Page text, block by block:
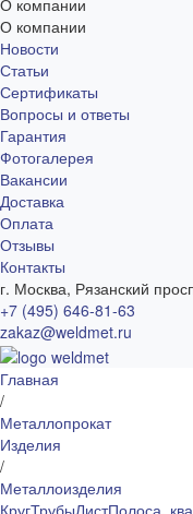
О компании
О компании
Новости
Статьи
Сертификаты
Вопросы и ответы
Гарантия
Фотогалерея
Вакансии
Доставка
Оплата
Отзывы
Контакты
г. Москва, Рязанский
+7 (495) 646-81-63
zakaz@weldmet.ru
Главная
/
Металлопрокат
Изделия
/
Металлоизделия
КругТрубыЛистПолоса,